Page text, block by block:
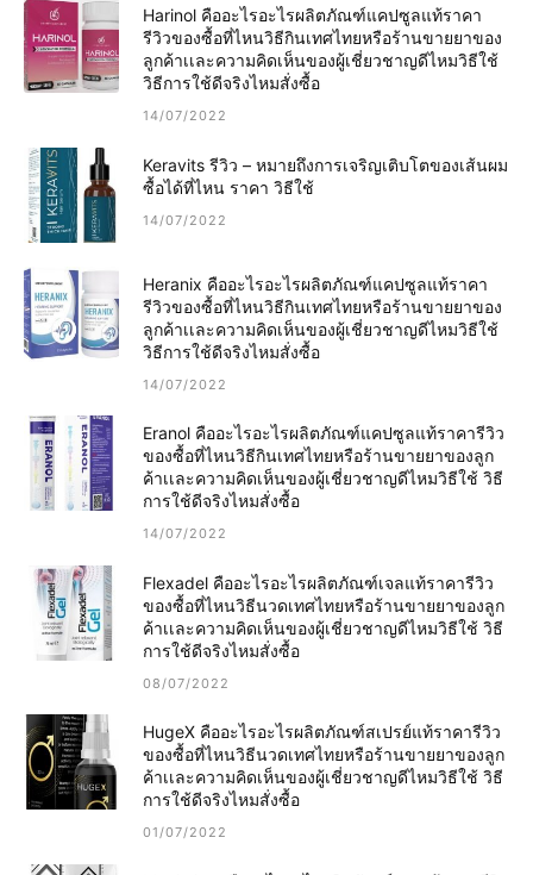
Harinol คืออะไรอะไรผลิตภัณฑ์แคปซูลแท้ราคา
รีวิวของซื้อที่ไหนวิธีกินเทศไทยหรือร้านขายยาของ
ลูกค้าเเละความคิดเห็นของผู้เชี่ยวชาญดีไหมวิธีใช้
วิธีการใช้ดีจริงไหมสั่งซื้อ
14/07/2022
Keravits รีวิว – หมายถึงการเจริญเติบโตของเส้นผม
ซื้อได้ที่ไหน ราคา วิธีใช้
14/07/2022
Heranix คืออะไรอะไรผลิตภัณฑ์แคปซูลแท้ราคา
รีวิวของซื้อที่ไหนวิธีกินเทศไทยหรือร้านขายยาของ
ลูกค้าเเละความคิดเห็นของผู้เชี่ยวชาญดีไหมวิธีใช้
วิธีการใช้ดีจริงไหมสั่งซื้อ
14/07/2022
Eranol คืออะไรอะไรผลิตภัณฑ์แคปซูลแท้ราคารีวิว
ของซื้อที่ไหนวิธีกินเทศไทยหรือร้านขายยาของลูก
ค้าเเละความคิดเห็นของผู้เชี่ยวชาญดีไหมวิธีใช้ วิธี
การใช้ดีจริงไหมสั่งซื้อ
14/07/2022
Flexadel คืออะไรอะไรผลิตภัณฑ์เจลแท้ราคารีวิว
ของซื้อที่ไหนวิธีนวดเทศไทยหรือร้านขายยาของลูก
ค้าเเละความคิดเห็นของผู้เชี่ยวชาญดีไหมวิธีใช้ วิธี
การใช้ดีจริงไหมสั่งซื้อ
08/07/2022
HugeX คืออะไรอะไรผลิตภัณฑ์สเปรย์แท้ราคารีวิว
ของซื้อที่ไหนวิธีนวดเทศไทยหรือร้านขายยาของลูก
ค้าเเละความคิดเห็นของผู้เชี่ยวชาญดีไหมวิธีใช้ วิธี
การใช้ดีจริงไหมสั่งซื้อ
01/07/2022